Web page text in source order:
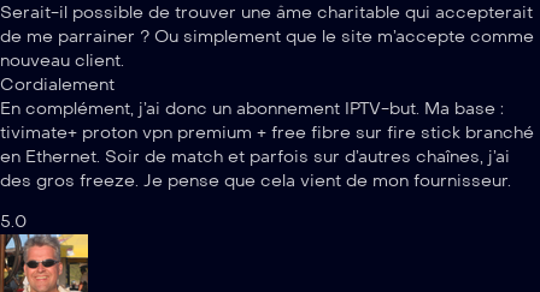
Serait-il possible de trouver une âme charitable qui accepterait
de me parrainer ? Ou simplement que le site m’accepte comme
nouveau client.
Cordialement
En complément, j’ai donc un abonnement IPTV-but. Ma base :
tivimate+ proton vpn premium + free fibre sur fire stick branché
en Ethernet. Soir de match et parfois sur d’autres chaînes, j’ai
des gros freeze. Je pense que cela vient de mon fournisseur.
5.0